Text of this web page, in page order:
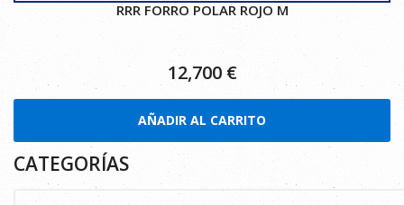
RRR FORRO POLAR ROJO M
12,700€
AÑADIR AL CARRITO
CATEGORÍAS